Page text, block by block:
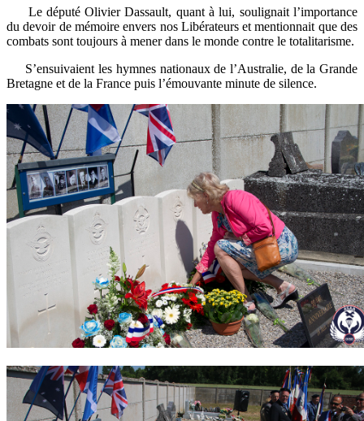
Le député Olivier Dassault, quant à lui, soulignait l’importance
du devoir de mémoire envers nos Libérateurs et mentionnait que des
combats sont toujours à mener dans le monde contre le totalitarisme.
S’ensuivaient les hymnes nationaux de l’Australie, de la Grande
Bretagne et de la France puis l’émouvante minute de silence.